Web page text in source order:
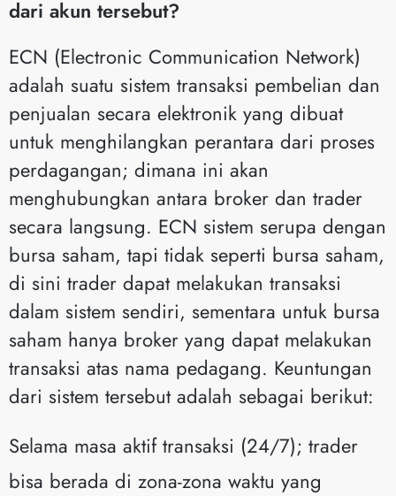
dari akun tersebut?
ECN (Electronic Communication Network)
adalah suatu sistem transaksi pembelian dan
penjualan secara elektronik yang dibuat
untuk menghilangkan perantara dari proses
perdagangan; dimana ini akan
menghubungkan antara broker dan trader
secara langsung. ECN sistem serupa dengan
bursa saham, tapi tidak seperti bursa saham,
di sini trader dapat melakukan transaksi
dalam sistem sendiri, sementara untuk bursa
saham hanya broker yang dapat melakukan
transaksi atas nama pedagang. Keuntungan
dari sistem tersebut adalah sebagai berikut:
Selama masa aktif transaksi (24/7); trader
bisa berada di zona-zona waktu yang